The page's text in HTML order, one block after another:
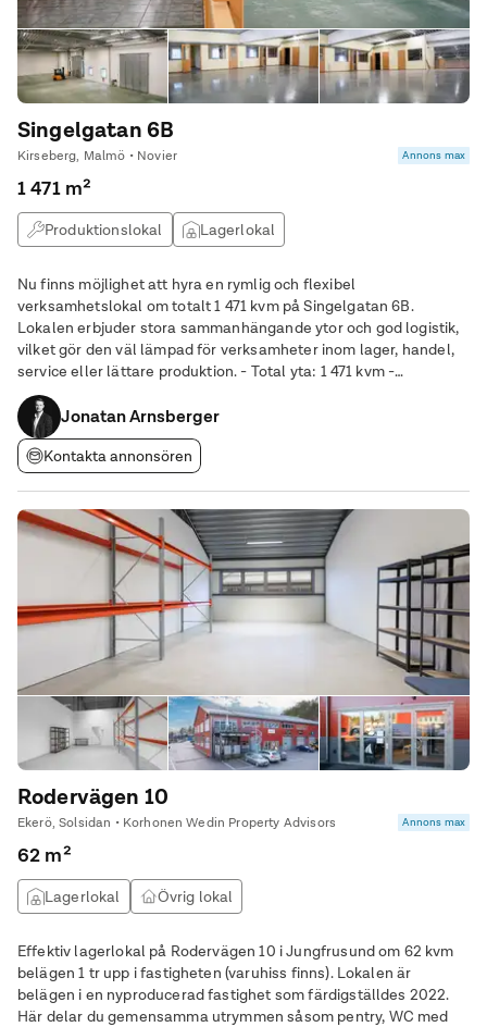
Singelgatan 6B
Kirseberg, Malmö • Novier Annons max
1 471 m²
Produktionslokal Lagerlokal
Nu finns möjlighet att hyra en rymlig och flexibel
verksamhetslokal om totalt 1 471 kvm på Singelgatan 6B.
Lokalen erbjuder stora sammanhängande ytor och god logistik,
vilket gör den väl lämpad för verksamheter inom lager, handel,
service eller lättare produktion. - Total yta: 1 471 kvm -
Lager/butik: ca 1 160 kvm - Kontor: ca 311 kvm på två plan - Port
för in- och utlastning - Inhägnad
Jonatan Arnsberger
Kontakta annonsören
Rodervägen 10
Ekerö, Solsidan • Korhonen Wedin Property Advisors Annons max
62 m²
Lagerlokal Övrig lokal
Effektiv lagerlokal på Rodervägen 10 i Jungfrusund om 62 kvm
belägen 1 tr upp i fastigheten (varuhiss finns). Lokalen är
belägen i en nyproducerad fastighet som färdigställdes 2022.
Här delar du gemensamma utrymmen såsom pentry, WC med